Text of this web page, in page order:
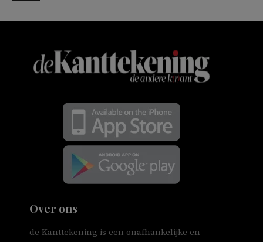
Over ons
de Kanttekening is een onafhankelijke en